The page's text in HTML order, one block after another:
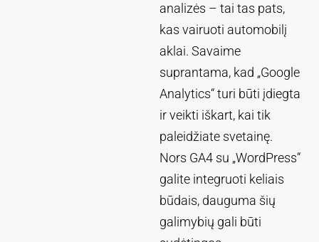
analizės – tai tas pats,
kas vairuoti automobilį
aklai. Savaime
suprantama, kad „Google
Analytics“ turi būti įdiegta
ir veikti iškart, kai tik
paleidžiate svetainę.
Nors GA4 su „WordPress“
galite integruoti keliais
būdais, dauguma šių
galimybių gali būti